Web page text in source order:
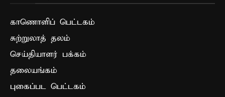
காணொளிப் பெட்டகம்
சுற்றுலாத் தலம்
செய்தியாளர் பக்கம்
தலையங்கம்
புகைப்பட பெட்டகம்